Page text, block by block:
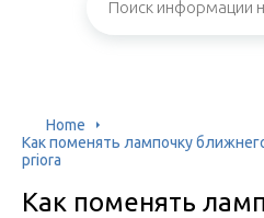
Home
Как поменять лампочку
priora
Как поменять